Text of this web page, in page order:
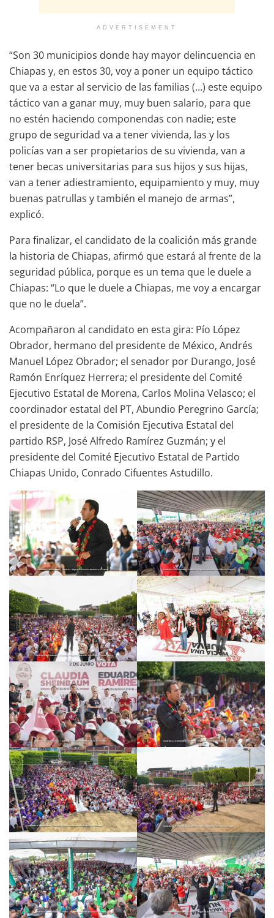
ADVERTISEMENT
“Son 30 municipios donde hay mayor delincuencia en
Chiapas y, en estos 30, voy a poner un equipo táctico
que va a estar al servicio de las familias (…) este equipo
táctico van a ganar muy, muy buen salario, para que
no estén haciendo componendas con nadie; este
grupo de seguridad va a tener vivienda, las y los
policías van a ser propietarios de su vivienda, van a
tener becas universitarias para sus hijos y sus hijas,
van a tener adiestramiento, equipamiento y muy, muy
buenas patrullas y también el manejo de armas”,
explicó.
Para finalizar, el candidato de la coalición más grande
la historia de Chiapas, afirmó que estará al frente de la
seguridad pública, porque es un tema que le duele a
Chiapas: “Lo que le duele a Chiapas, me voy a encargar
que no le duela”.
Acompañaron al candidato en esta gira: Pío López
Obrador, hermano del presidente de México, Andrés
Manuel López Obrador; el senador por Durango, José
Ramón Enríquez Herrera; el presidente del Comité
Ejecutivo Estatal de Morena, Carlos Molina Velasco; el
coordinador estatal del PT, Abundio Peregrino García;
el presidente de la Comisión Ejecutiva Estatal del
partido RSP, José Alfredo Ramírez Guzmán; y el
presidente del Comité Ejecutivo Estatal de Partido
Chiapas Unido, Conrado Cifuentes Astudillo.